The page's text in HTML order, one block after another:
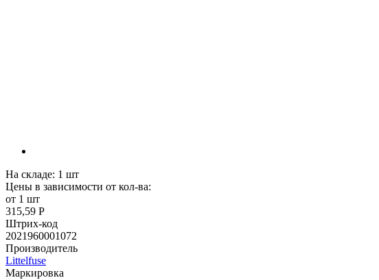
На складе: 1 шт
Цены в зависимости от кол-ва:
от 1 шт
315,59 Р
Штрих-код
2021960001072
Производитель
Littelfuse
Маркировка